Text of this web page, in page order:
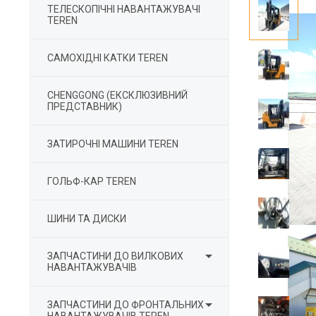
ТЕЛЕСКОПІЧНІ НАВАНТАЖУВАЧІ
TEREN
САМОХІДНІ КАТКИ TEREN
CHENGGONG (ЕКСКЛЮЗИВНИЙ
ПРЕДСТАВНИК)
ЗАТИРОЧНІ МАШИНИ TEREN
ГОЛЬФ-КАР TEREN
ШИНИ ТА ДИСКИ
ЗАПЧАСТИНИ ДО ВИЛКОВИХ
НАВАНТАЖУВАЧІВ

ЗАПЧАСТИНИ ДО ФРОНТАЛЬНИХ